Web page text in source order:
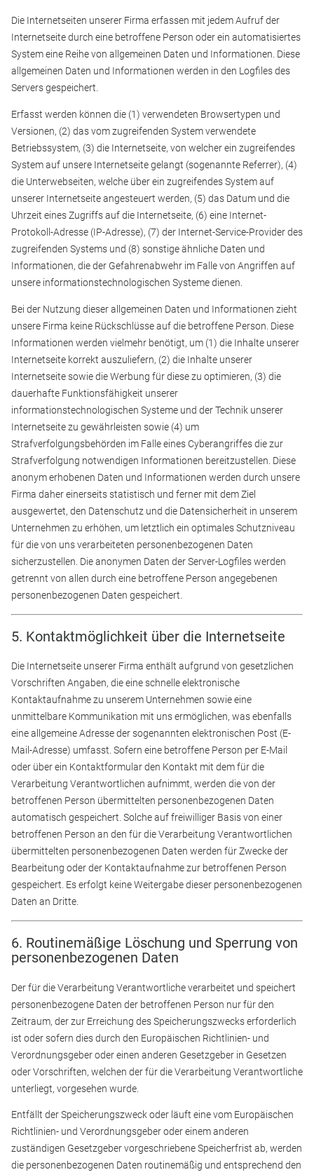
Die Internetseiten unserer Firma erfassen mit jedem Aufruf der
Internetseite durch eine betroffene Person oder ein automatisiertes
System eine Reihe von allgemeinen Daten und Informationen. Diese
allgemeinen Daten und Informationen werden in den Logfiles des
Servers gespeichert.
Erfasst werden können die (1) verwendeten Browsertypen und
Versionen, (2) das vom zugreifenden System verwendete
Betriebssystem, (3) die Internetseite, von welcher ein zugreifendes
System auf unsere Internetseite gelangt (sogenannte Referrer), (4)
die Unterwebseiten, welche über ein zugreifendes System auf
unserer Internetseite angesteuert werden, (5) das Datum und die
Uhrzeit eines Zugriffs auf die Internetseite, (6) eine Internet-
Protokoll-Adresse (IP-Adresse), (7) der Internet-Service-Provider des
zugreifenden Systems und (8) sonstige ähnliche Daten und
Informationen, die der Gefahrenabwehr im Falle von Angriffen auf
unsere informationstechnologischen Systeme dienen.
Bei der Nutzung dieser allgemeinen Daten und Informationen zieht
unsere Firma keine Rückschlüsse auf die betroffene Person. Diese
Informationen werden vielmehr benötigt, um (1) die Inhalte unserer
Internetseite korrekt auszuliefern, (2) die Inhalte unserer
Internetseite sowie die Werbung für diese zu optimieren, (3) die
dauerhafte Funktionsfähigkeit unserer
informationstechnologischen Systeme und der Technik unserer
Internetseite zu gewährleisten sowie (4) um
Strafverfolgungsbehörden im Falle eines Cyberangriffes die zur
Strafverfolgung notwendigen Informationen bereitzustellen. Diese
anonym erhobenen Daten und Informationen werden durch unsere
Firma daher einerseits statistisch und ferner mit dem Ziel
ausgewertet, den Datenschutz und die Datensicherheit in unserem
Unternehmen zu erhöhen, um letztlich ein optimales Schutzniveau
für die von uns verarbeiteten personenbezogenen Daten
sicherzustellen. Die anonymen Daten der Server-Logfiles werden
getrennt von allen durch eine betroffene Person angegebenen
personenbezogenen Daten gespeichert.
5. Kontaktmöglichkeit über die Internetseite
Die Internetseite unserer Firma enthält aufgrund von gesetzlichen
Vorschriften Angaben, die eine schnelle elektronische
Kontaktaufnahme zu unserem Unternehmen sowie eine
unmittelbare Kommunikation mit uns ermöglichen, was ebenfalls
eine allgemeine Adresse der sogenannten elektronischen Post (E-
Mail-Adresse) umfasst. Sofern eine betroffene Person per E-Mail
oder über ein Kontaktformular den Kontakt mit dem für die
Verarbeitung Verantwortlichen aufnimmt, werden die von der
betroffenen Person übermittelten personenbezogenen Daten
automatisch gespeichert. Solche auf freiwilliger Basis von einer
betroffenen Person an den für die Verarbeitung Verantwortlichen
übermittelten personenbezogenen Daten werden für Zwecke der
Bearbeitung oder der Kontaktaufnahme zur betroffenen Person
gespeichert. Es erfolgt keine Weitergabe dieser personenbezogenen
Daten an Dritte.
6. Routinemäßige Löschung und Sperrung von
personenbezogenen Daten
Der für die Verarbeitung Verantwortliche verarbeitet und speichert
personenbezogene Daten der betroffenen Person nur für den
Zeitraum, der zur Erreichung des Speicherungszwecks erforderlich
ist oder sofern dies durch den Europäischen Richtlinien- und
Verordnungsgeber oder einen anderen Gesetzgeber in Gesetzen
oder Vorschriften, welchen der für die Verarbeitung Verantwortliche
unterliegt, vorgesehen wurde.
Entfällt der Speicherungszweck oder läuft eine vom Europäischen
Richtlinien- und Verordnungsgeber oder einem anderen
zuständigen Gesetzgeber vorgeschriebene Speicherfrist ab, werden
die personenbezogenen Daten routinemäßig und entsprechend den